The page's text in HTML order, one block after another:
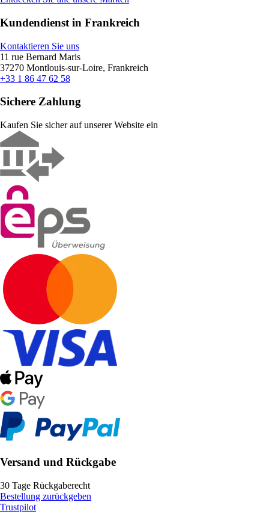
Kundendienst in Frankreich
Kontaktieren Sie uns
11 rue Bernard Maris
37270 Montlouis-sur-Loire, Frankreich
+33 1 86 47 62 58
Sichere Zahlung
Kaufen Sie sicher auf unserer Website ein
Versand und Rückgabe
30 Tage Rückgaberecht
Bestellung zurückgeben
Trustpilot